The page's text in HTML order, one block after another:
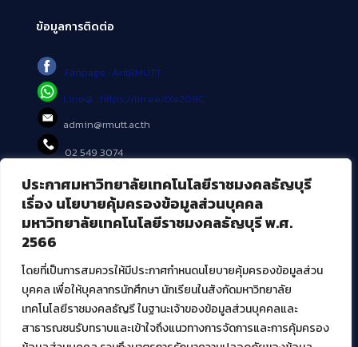
ประกาศมหาวิทยาลัยเทคโนโลยีราชมงคลธัญบุรี
เรื่อง นโยบายคุ้มครองข้อมูลส่วนบุคคล
มหาวิทยาลัยเทคโนโลยีราชมงคลธัญบุรี พ.ศ.
2566
โดยที่เป็นการสมควรให้มีประกาศกำหนดนโยบายคุ้มครองข้อมูลส่วน
บุคคล เพื่อให้บุคลากรนักศึกษา นักเรียนในสังกัดมหาวิทยาลัย
เทคโนโลยีราชมงคลธัญรี ในฐานะเจ้าของข้อมูลส่วนบุคคลและ
สาธารณชนรับทราบและเข้าใจถึงแนวทางการจัดการและการคุ้มครอง
ข้อมูลการติดต่อ
Fanpage : AritRMUTT
Line@ : https://lin.ee/tXe209C
admin@rmutt.ac.th
02 549 3074
บริการอื่นๆ ของ สวส.
ศูนย์สื่อดิจิทัล
ศูนย์นวัตกรรมและความรู้
สมัยใหม่ (MoSeC)
งานบริการวิชาการให้กับหน่วยงานภายนอก